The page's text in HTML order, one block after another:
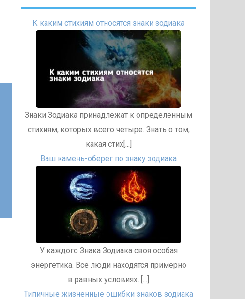
К каким стихиям относятся знаки зодиака
Знаки Зодиака принадлежат к определенным
стихиям, которых всего четыре. Знать о том,
какая стих[...]
Ваш камень-оберег по знаку зодиака
У каждого Знака Зодиака своя особая
энергетика. Все люди находятся примерно
в равных условиях, [...]
Типичные жизненные ошибки знаков зодиака